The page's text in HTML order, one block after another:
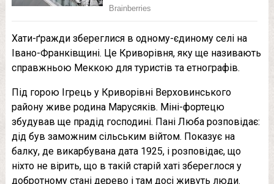
Хати-ґражди збереглися в одному-єдиному селі на
Івано-Франківщині. Це Криворівня, яку ще називають
справжньою Меккою для туристів та етнографів.
Під горою Ігрець у Криворівні Верховинського
району живе родина Марусяків. Міні-фортецю
збудував ще прадід господині. Пані Люба розповідає:
дід був заможним сільським війтом. Показує на
балку, де викарбувана дата 1925, і розповідає, що
ніхто не вірить, що в такій старій хаті збереглося у
добротному стані дерево і там досі живуть люди.